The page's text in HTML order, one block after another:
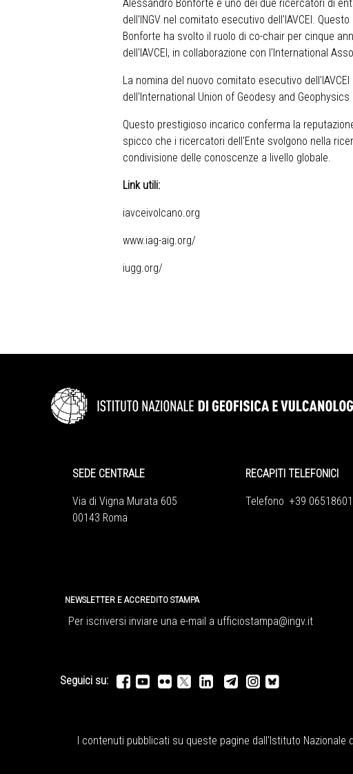
Alessandro Bonforte è uno dei due ricercatori di
dell'INGV nel comitato esecutivo dell'IAVCEI.
Bonforte ha svolto il ruolo di co-chair per cinque
dell'IAVCEI, in collaborazione con l' International
La nomina del nuovo comitato esecutivo
dell' International Union of Geodesy and Geophysics
Questo prestigioso incarico conferma la
spicco che i ricercatori dell'Ente svolgono nella
condivisione delle conoscenze a livello globale.
Link utili:
iavceivolcano.org
www.iag-aig.org/
iugg.org/
SEDE CENTRALE
Via di Vigna Murata 605
00143 Roma
RECAPITI TELEFONICI
Telefono +39 06518601
NEWSLETTER E ACCREDITO STAMPA
Per iscriversi inviare una e-mail a ufficiostampa@ingv.it
Seguici su:
I contenuti pubblicati su queste pagine dall'Istituto Nazionale